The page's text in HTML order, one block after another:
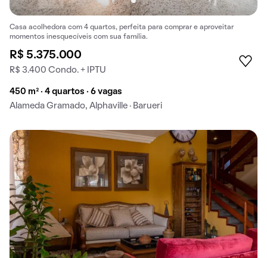
Casa acolhedora com 4 quartos, perfeita para comprar e aproveitar
momentos inesquecíveis com sua família.
R$ 5.375.000
R$ 3.400 Condo. + IPTU
450 m² · 4 quartos · 6 vagas
Alameda Gramado, Alphaville · Barueri